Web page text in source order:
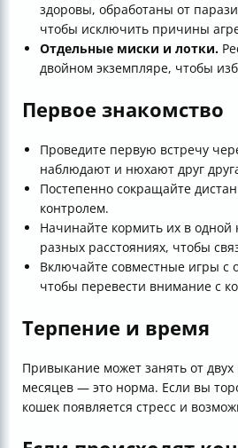
здоровы, обработаны от
чтобы исключить причины
Отдельные миски и лотки.
двойном экземпляре, чтобы
Первое знакомство
Проведите первую встречу
наблюдают и нюхают друг
Постепенно сокращайте
контролем.
Начинайте кормить их в одной
разных расстояниях, чтобы
Включайте совместные игры
чтобы перевести внимание с
Терпение и время
Привыкание может занять от двух
месяцев — это норма. Если вы
кошек появляется стресс и